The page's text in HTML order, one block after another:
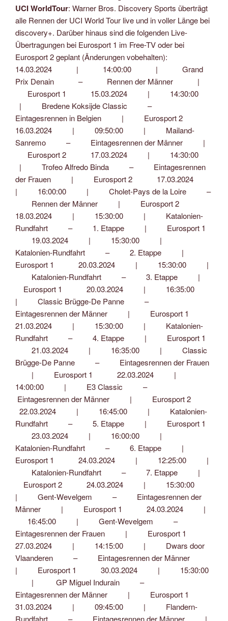
UCI WorldTour: Warner Bros. Discovery Sports überträgt alle Rennen der UCI World Tour live und in voller Länge bei discovery+. Darüber hinaus sind die folgenden Live-Übertragungen bei Eurosport 1 im Free-TV oder bei Eurosport 2 geplant (Änderungen vobehalten): 14.03.2024 | 14:00:00 | Grand Prix Denain – Rennen der Männer | Eurosport 1 15.03.2024 | 14:30:00 | Bredene Koksijde Classic – Eintagesrennen in Belgien | Eurosport 2 16.03.2024 | 09:50:00 | Mailand-Sanremo – Eintagesrennen der Männer | Eurosport 2 17.03.2024 | 14:30:00 | Trofeo Alfredo Binda – Eintagesrennen der Frauen | Eurosport 2 17.03.2024 | 16:00:00 | Cholet-Pays de la Loire – Rennen der Männer | Eurosport 2 18.03.2024 | 15:30:00 | Katalonien-Rundfahrt – 1. Etappe | Eurosport 1 19.03.2024 | 15:30:00 | Katalonien-Rundfahrt – 2. Etappe | Eurosport 1 20.03.2024 | 15:30:00 | Katalonien-Rundfahrt – 3. Etappe | Eurosport 1 20.03.2024 | 16:35:00 | Classic Brügge-De Panne – Eintagesrennen der Männer | Eurosport 1 21.03.2024 | 15:30:00 | Katalonien-Rundfahrt – 4. Etappe | Eurosport 1 21.03.2024 | 16:35:00 | Classic Brügge-De Panne – Eintagesrennen der Frauen | Eurosport 1 22.03.2024 | 14:00:00 | E3 Classic – Eintagesrennen der Männer | Eurosport 2 22.03.2024 | 16:45:00 | Katalonien-Rundfahrt – 5. Etappe | Eurosport 1 23.03.2024 | 16:00:00 | Katalonien-Rundfahrt – 6. Etappe | Eurosport 1 24.03.2024 | 12:25:00 | Katalonien-Rundfahrt – 7. Etappe | Eurosport 2 24.03.2024 | 15:30:00 | Gent-Wevelgem – Eintagesrennen der Männer | Eurosport 1 24.03.2024 | 16:45:00 | Gent-Wevelgem – Eintagesrennen der Frauen | Eurosport 1 27.03.2024 | 14:15:00 | Dwars door Vlaanderen – Eintagesrennen der Männer | Eurosport 1 30.03.2024 | 15:30:00 | GP Miguel Indurain – Eintagesrennen der Männer | Eurosport 1 31.03.2024 | 09:45:00 | Flandern-Rundfahrt – Eintagesrennen der Männer | Eurosport 1 31.03.2024 | 16:45:00 | Flandern-Rundfahrt – Eintagesrennen der Frauen | Eurosport 1 01.04.2024 | 13:30:00 | Ronde de Mouscron – Eintagesrennen der Frauen | Eurosport 1 01.04.2024 | 15:30:00 | Baskenland-Rundfahrt – 1. Etappe der Männer | Eurosport 1 02.04.2024 | 15:30:00 | Baskenland-Rundfahrt – 2. Etappe der Männer | Eurosport 1 03.04.2024 | 15:30:00 | Baskenland-Rundfahrt – 3. Etappe der Männer | Eurosport 1 04.04.2024 | 15:30:00 | Baskenland-Rundfahrt – 4. Etappe der Männer | Eurosport 1 05.04.2024 | 15:30:00 | Baskenland-Rundfahrt – 5. Etappe der Männer | Eurosport 1 06.04.2024 | 15:00:00 | Paris-Roubaix – Eintagesrennen der Frauen | Eurosport 2 06.04.2024 | 15:30:00 | Baskenland-Rundfahrt – 6. Etappe der Männer | Eurosport 1 07.04.2024 | 11:15:00 | Paris-Roubaix – Eintagesrennen der Männer | Eurosport 1 09.04.2024 | 13:45:00 | Giro d’Aruzza – 1. Etappe der Männer | Eurosport 1 10.04.2024 | 13:45:00 | Giro d’Aruzza – 2. Etappe der Männer | Eurosport 1 10.04.2024 | 15:45:00 | Pfeil von Brabant – Eintagesrennen in Belgien | Eurosport 1 11.04.2024 | 13:45:00 | Giro d’Aruzza – 3. Etappe der Männer | Eurosport 1 12.04.2024 | 13:45:00 | Giro d’Aruzza – 4. Etappe der Männer | Eurosport 1 14.04.2024 | 13:00:00 | Amstel Gold Race – Eintagesrennen der Frauen | Eurosport 1 14.04.2024 | 14:45:00 | Amstel Gold Race – Eintagesrennen der Männer | Eurosport 1 15.04.2024 | 13:30:00 | Tour of the Alps – 1. Etappe der Männer | Eurosport 1 16.04.2024 | 13:30:00 | Tour of the Alps – 2. Etappe der Männer | Eurosport 1 17.04.2024 | 10:45:00 | Tour of the Alps – 3. Etappe der Männer | Eurosport 1 17.04.2024 | 12:45:00 | Flèche Wallonne – der Männer | Eurosport 1 18.04.2024 | 13:30:00 | Tour of the Alps – 4. Etappe der Männer | Eurosport 1 19.04.2024 | 13:30:00 | Tour of the Alps – 5. Etappe der Männer | Eurosport 1 21.04.2024 | 10:30:00 | Türkei-Rundfahrt – 1. Etappe | Eurosport 1 21.04.2024 | 15:00:00 | Lüttich-Bastogne-Lüttich – Eintagesrennen der Männer | Eurosport 1 21.04.2024 | 16:45:00 | Lüttich-Bastogne-Lüttich – Eintagesrennen der Frauen | Eurosport 1 22.04.2024 | 13:30:00 | Türkei-Rundfahrt – 2. Etappe | Eurosport 2 23.04.2024 | 13:30:00 | Türkei-Rundfahrt – 3. Etappe | Eurosport 2 23.04.2024 | 15:30:00 | Tour de Romandie – Prolog | Eurosport 2 24.04.2024 | 13:30:00 | Türkei-Rundfahrt – 4. Etappe | Eurosport 2 24.04.2024 | 15:30:00 | Tour de Romandie – 1. Etappe | Eurosport 2 25.04.2024 | 13:30:00 | Türkei-Rundfahrt – 5. Etappe | Eurosport 2 25.04.2024 | 15:30:00 | Tour de Romandie – 2. Etappe | Eurosport 2 26.04.2024 | 13:30:00 | Türkei-Rundfahrt – 6. Etappe | Eurosport 2 26.04.2024 | 15:30:00 | Tour de Romandie – 3. Etappe | Eurosport 2 27.04.2024 | 11:30:00 | Türkei-Rundfahrt – 7. Etappe | Eurosport 2 27.04.2024 | 14:00:00 | Tour de Romandie – 4. Etappe | Eurosport 1 28.04.2024 | 10:30:00 | Türkei-Rundfahrt – 8. Etappe | Eurosport 2 28.04.2024 | 14:00:00 | Tour de Romandie – 5. Etappe | Eurosport 1 28.04.2024 | 16:00:00 | La Vuelta – 1. Etappe der Frauen | Eurosport 2 29.04.2024 | 15:30:00 | La Vuelta – 2. Etappe der Frauen |